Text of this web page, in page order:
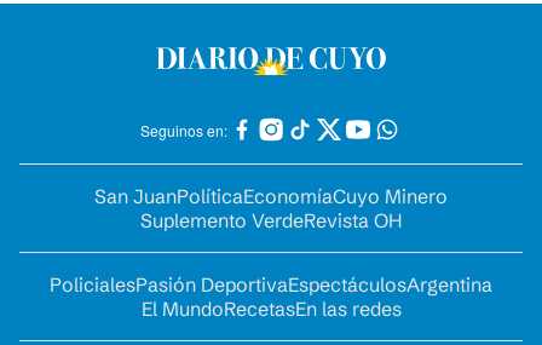
Seguinos en:
San JuanPolíticaEconomíaCuyo Minero
Suplemento VerdeRevista OH
PolicialesPasión DeportivaEspectáculosArgentina
El MundoRecetasEn las redes